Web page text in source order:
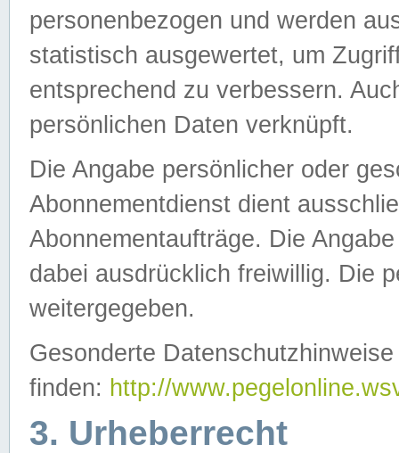
personenbezogen und werden
statistisch ausgewertet, um
entsprechend zu verbessern.
persönlichen Daten verknüpft.
Die Angabe persönlicher oder
Abonnementdienst dient
Abonnementaufträge. Die
dabei ausdrücklich freiwillig. Die
weitergegeben.
Gesonderte
finden: http://
3. Urheberrecht